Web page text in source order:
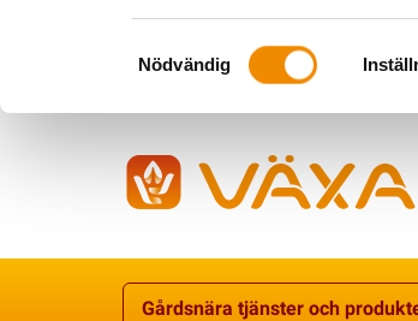
Samtyckesval
Nödvändig
Gårdsnära tjänster och